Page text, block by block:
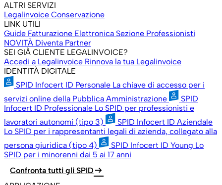
ALTRI SERVIZI
Legalinvoice Conservazione
LINK UTILI
Guide Fatturazione Elettronica Sezione Professionisti
NOVITÀ Diventa Partner
SEI GIÀ CLIENTE LEGALINVOICE?
Accedi a Legalinvoice Rinnova la tua Legalinvoice
IDENTITÀ DIGITALE
SPID Infocert ID Personale La chiave di accesso per i
servizi online della Pubblica Amministrazione
SPID
Infocert ID Professionale Lo SPID per professionisti e
lavoratori autonomi (tipo 3)
SPID Infocert ID Aziendale
Lo SPID per i rappresentanti legali di azienda, collegato alla
persona giuridica (tipo 4)
SPID Infocert ID Young Lo
SPID per i minorenni dai 5 ai 17 anni
Confronta tutti gli SPID arrow_right_alt